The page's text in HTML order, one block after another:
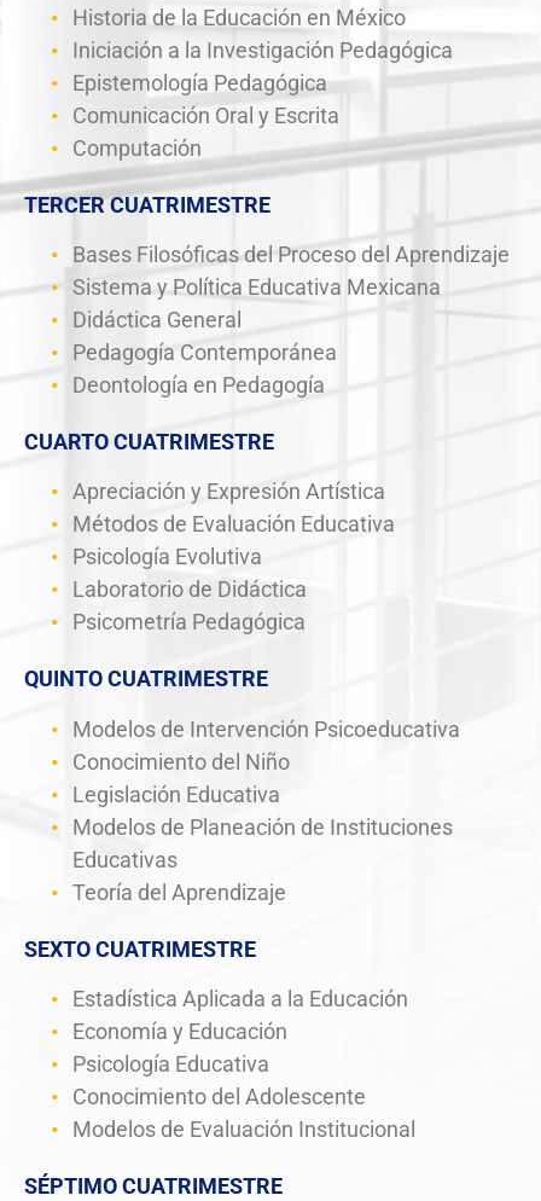
Historia de la Educación en México
Iniciación a la Investigación Pedagógica
Epistemología Pedagógica
Comunicación Oral y Escrita
Computación
TERCER CUATRIMESTRE
Bases Filosóficas del Proceso del Aprendizaje
Sistema y Política Educativa Mexicana
Didáctica General
Pedagogía Contemporánea
Deontología en Pedagogía
CUARTO CUATRIMESTRE
Apreciación y Expresión Artística
Métodos de Evaluación Educativa
Psicología Evolutiva
Laboratorio de Didáctica
Psicometría Pedagógica
QUINTO CUATRIMESTRE
Modelos de Intervención Psicoeducativa
Conocimiento del Niño
Legislación Educativa
Modelos de Planeación de Instituciones
Educativas
Teoría del Aprendizaje
SEXTO CUATRIMESTRE
Estadística Aplicada a la Educación
Economía y Educación
Psicología Educativa
Conocimiento del Adolescente
Modelos de Evaluación Institucional
SÉPTIMO CUATRIMESTRE